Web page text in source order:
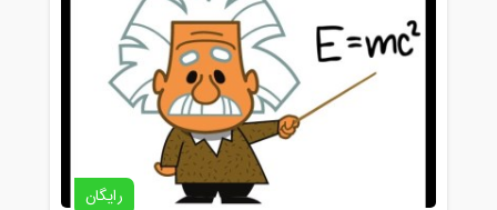
رایگان